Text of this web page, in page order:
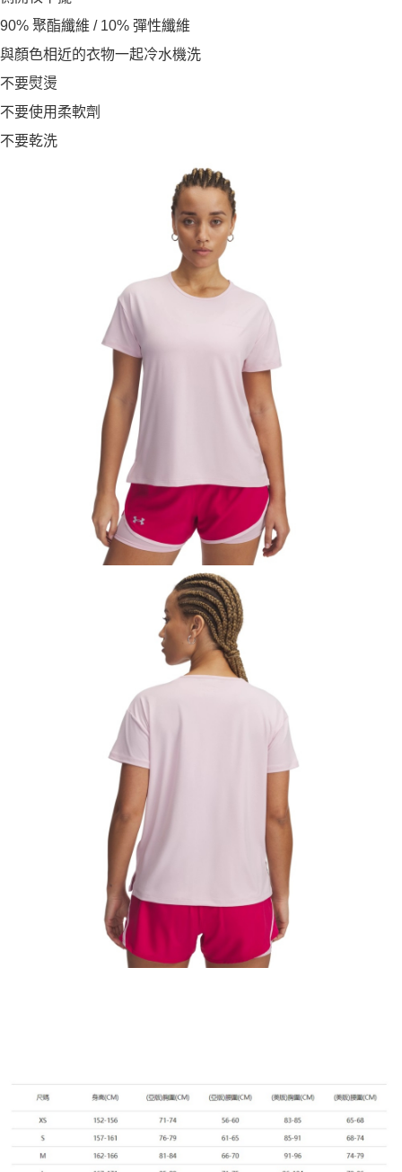
90% 聚酯纖維 / 10% 彈性纖維
與顏色相近的衣物一起冷水機洗
不要熨燙
不要使用柔軟劑
不要乾洗